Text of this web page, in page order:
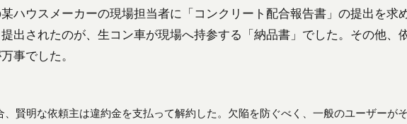
ハウスメーカーの現場担当者に「コンクリート配合報告書」の提出を求
出されたのが、生コン車が現場へ持参する「納品書」でした。その他、
事でした。
、賢明な依頼主は違約金を支払って解約した。欠陥を防ぐべく、一般のユーザーが